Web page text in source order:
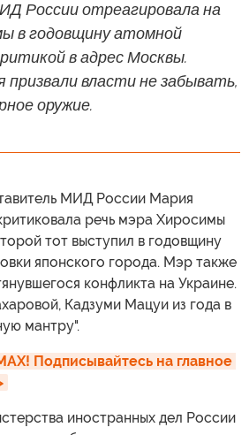
России отреагировала на
в годовщину атомной
в адрес Москвы.
власти не забывать,
оружие.
МИД России Мария
речь мэра Хиросимы
тот выступил в годовщину
японского города. Мэр также
конфликта на Украине.
Кадзуми Мацуи из года в
мантру".
Подписывайтесь на главное
иностранных дел России